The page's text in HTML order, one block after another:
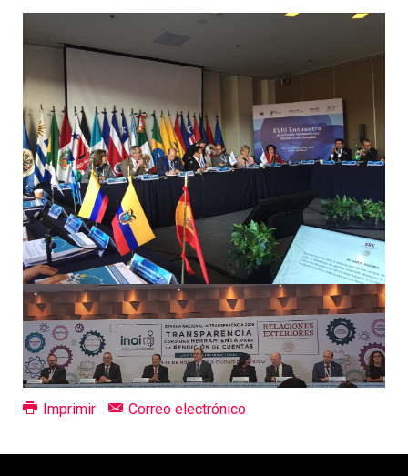
Imprimir Correo electrónico